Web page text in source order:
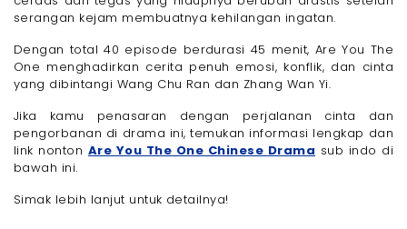
serangan kejam membuatnya kehilangan ingatan.
Dengan total 40 episode berdurasi 45 menit, Are You The
One menghadirkan cerita penuh emosi, konflik, dan cinta
yang dibintangi Wang Chu Ran dan Zhang Wan Yi.
Jika kamu penasaran dengan perjalanan cinta dan
pengorbanan di drama ini, temukan informasi lengkap dan
link nonton Are You The One Chinese Drama sub indo di
bawah ini.
Simak lebih lanjut untuk detailnya!